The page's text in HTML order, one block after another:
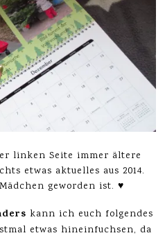
linken Seite immer ältere
etwas aktuelles aus 2014.
geworden ist. ♥
kann ich euch folgendes
etwas hineinfuchsen, da